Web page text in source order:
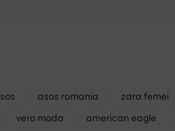
asos romania zara femei
vero moda american eagle